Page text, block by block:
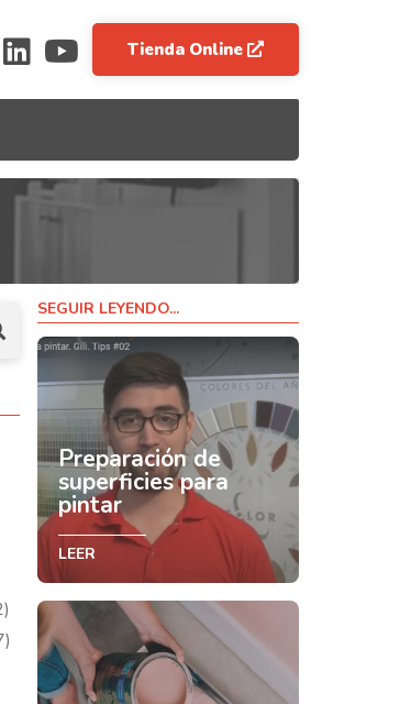
Tienda Online
SEGUIR LEYENDO...
Preparación de
superficies para
pintar
LEER